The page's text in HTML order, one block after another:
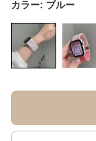
カラー: ブルー